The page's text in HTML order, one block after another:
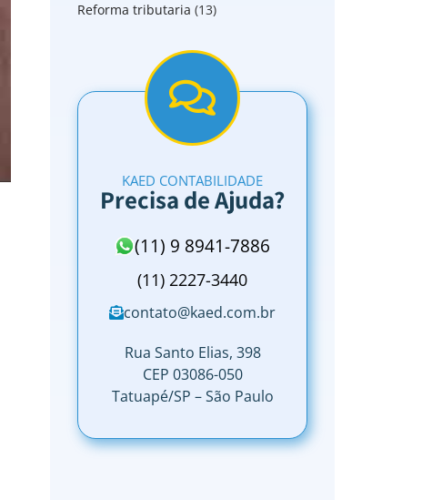
Reforma tributaria (13)
KAED CONTABILIDADE
Precisa de Ajuda?
(11) 9 8941-7886
(11) 2227-3440
contato@kaed.com.br
Rua Santo Elias, 398
CEP 03086-050
Tatuapé/SP – São Paulo